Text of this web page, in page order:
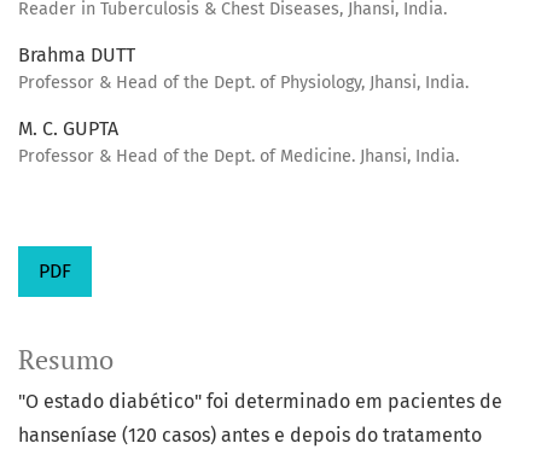
Reader in Tuberculosis & Chest Diseases, Jhansi, India.
Brahma DUTT
Professor & Head of the Dept. of Physiology, Jhansi, India.
M. C. GUPTA
Professor & Head of the Dept. of Medicine. Jhansi, India.
PDF
Resumo
"O estado diabético" foi determinado em pacientes de
hanseníase (120 casos) antes e depois do tratamento